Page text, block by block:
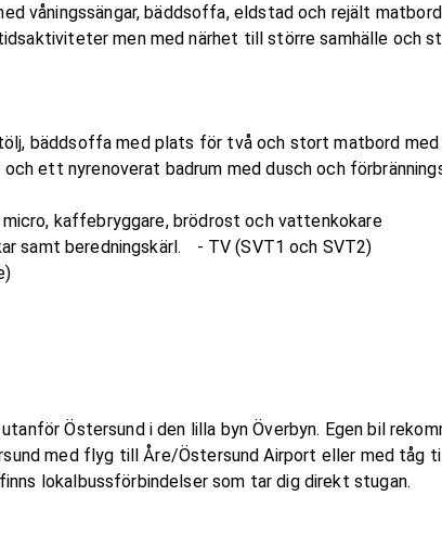
våningssängar, bäddsoffa, eldstad och rejält
men med närhet till större samhälle
bäddsoffa med plats för två och stort matbord
och ett nyrenoverat badrum med dusch och
kaffebryggare, brödrost och vattenkokare
samt beredningskärl. - TV (SVT1 och SVT2)
Östersund i den lilla byn Överbyn. Egen bil
med flyg till Åre/Östersund Airport eller med tåg
finns lokalbussförbindelser som tar dig direkt stugan.